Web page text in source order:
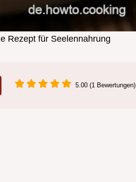
Rezept für Seelennahrung
5.00 (1 Bewertungen)